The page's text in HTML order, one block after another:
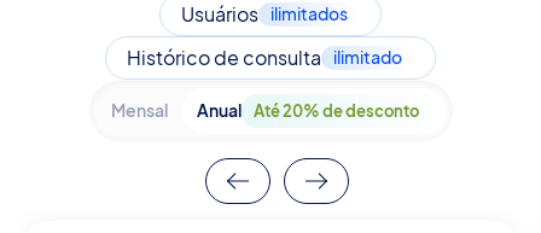
Usuários ilimitados
Histórico de consulta ilimitado
Mensal Anual Até 20% de desconto